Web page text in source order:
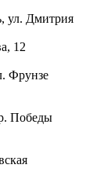
ул. Дмитрия
12
Фрунзе
Победы